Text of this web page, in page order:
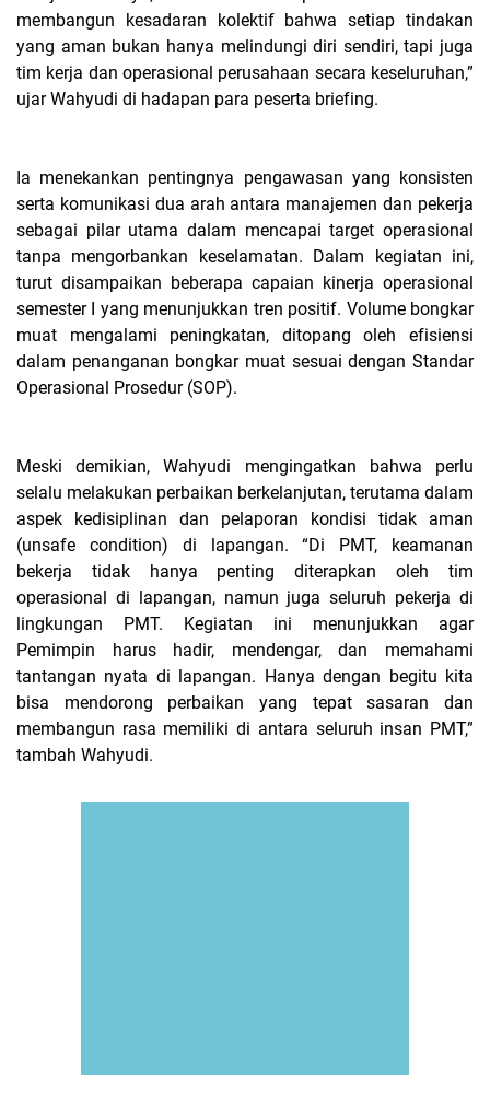
membangun kesadaran kolektif bahwa setiap tindakan
yang aman bukan hanya melindungi diri sendiri, tapi juga
tim kerja dan operasional perusahaan secara keseluruhan,”
ujar Wahyudi di hadapan para peserta briefing.
Ia menekankan pentingnya pengawasan yang konsisten
serta komunikasi dua arah antara manajemen dan pekerja
sebagai pilar utama dalam mencapai target operasional
tanpa mengorbankan keselamatan. Dalam kegiatan ini,
turut disampaikan beberapa capaian kinerja operasional
semester I yang menunjukkan tren positif. Volume bongkar
muat mengalami peningkatan, ditopang oleh efisiensi
dalam penanganan bongkar muat sesuai dengan Standar
Operasional Prosedur (SOP).
Meski demikian, Wahyudi mengingatkan bahwa perlu
selalu melakukan perbaikan berkelanjutan, terutama dalam
aspek kedisiplinan dan pelaporan kondisi tidak aman
(unsafe condition) di lapangan. “Di PMT, keamanan
bekerja tidak hanya penting diterapkan oleh tim
operasional di lapangan, namun juga seluruh pekerja di
lingkungan PMT. Kegiatan ini menunjukkan agar
Pemimpin harus hadir, mendengar, dan memahami
tantangan nyata di lapangan. Hanya dengan begitu kita
bisa mendorong perbaikan yang tepat sasaran dan
membangun rasa memiliki di antara seluruh insan PMT,”
tambah Wahyudi.